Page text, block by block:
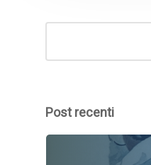
Post recenti